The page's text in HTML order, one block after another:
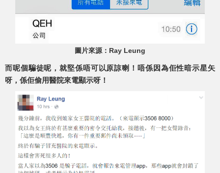
圖片來源：Ray Leung
而呢個騙徒呢，就堅係唔可以原諒喇！唔係因為佢性暗示星矢
呀，係佢偷用醫院來電顯示呀！